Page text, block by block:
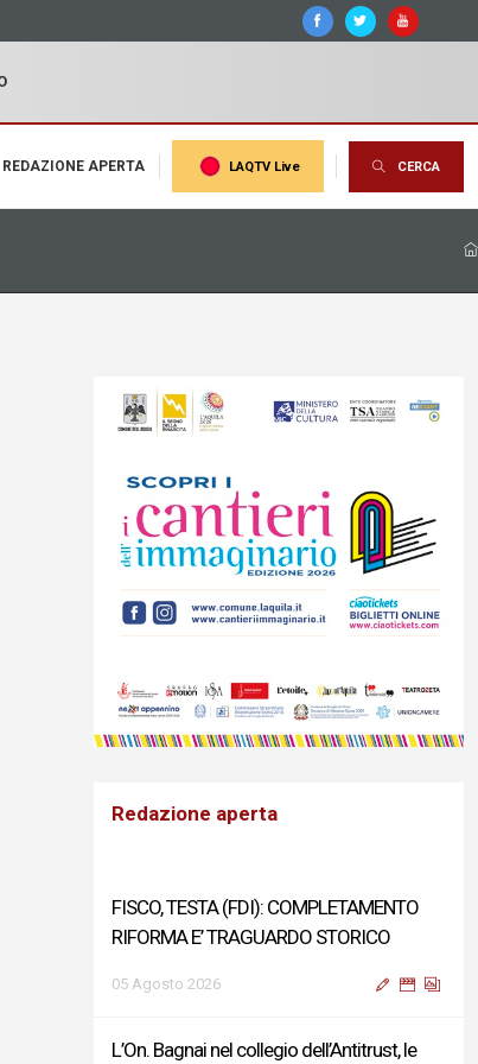
REDAZIONE APERTA LAQTV Live CERCA
Redazione aperta
FISCO, TESTA (FDI): COMPLETAMENTO
RIFORMA E’ TRAGUARDO STORICO
05 Agosto 2026
L’On. Bagnai nel collegio dell’Antitrust, le